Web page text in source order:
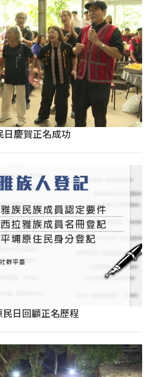
慶賀正名成功
日回顧正名歷程